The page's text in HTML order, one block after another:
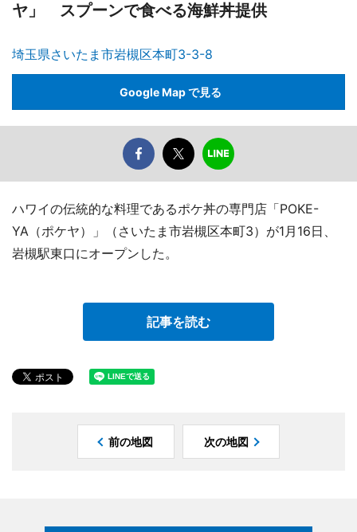
ヤ」 スプーンで食べる海鮮丼提供
埼玉県さいたま市岩槻区本町3-3-8
Google Map で見る
ハワイの伝統的な料理であるポケ丼の専門店「POKE-
YA（ポケヤ）」（さいたま市岩槻区本町3）が1月16日、
岩槻駅東口にオープンした。
記事を読む
前の地図 次の地図